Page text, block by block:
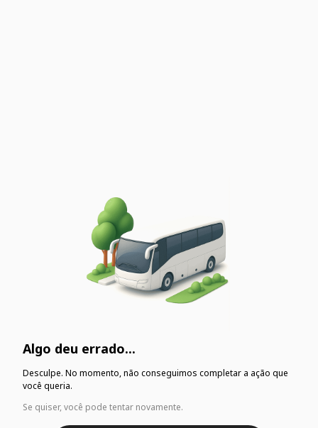
Algo deu errado...
Desculpe. No momento, não conseguimos completar a ação que
você queria.
Se quiser, você pode tentar novamente.